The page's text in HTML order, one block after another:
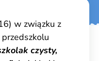
w związku z
czysty,